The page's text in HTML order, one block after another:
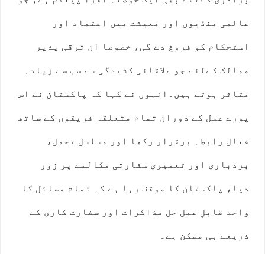
عالمی منڈیوں اور معیشت میں اعتماد اور
استحکام کو فروغ دے گی، خصوصا ان ترقی پذیر
ممالک کےلئے جو علاقائی کشیدگی سے سب سے زیادہ
متاثر ہوتے ہیں۔انہوں نے کہا کہ پاکستان نے اس
پورے عمل کے دوران تمام متعلقہ فریقوں کے ساتھ
فعال رابطہ برقرار رکھا اور مسلسل تحمل،
بردباری اور تعمیری سفارتی مکالمے پر زور
دیا، پاکستان کا موقف رہا ہے کہ تمام مسائل کا
واحد قابلِ عمل حل مذاکرات اور سفارت کاری کے
ذریعے ہی ممکن ہے۔